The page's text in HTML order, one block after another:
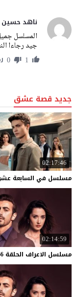
ناهد حسين
المسلسل
جيد رجاءا
1
0
جديد قصة عشق
02:17:46
مسلسل في السابعة
02:14:59
مسلسل الاعراف الحلقة